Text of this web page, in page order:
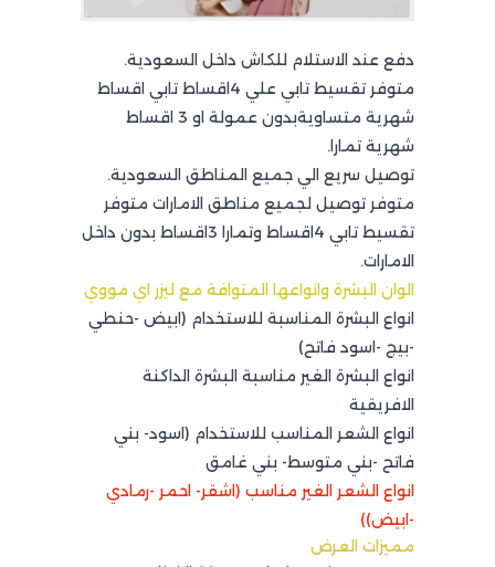
دفع عند الاستلام للكاش داخل السعودية.
متوفر تقسيط تابي علي 4اقساط تابي اقساط
شهرية متساويةبدون عمولة او 3 اقساط
شهرية تمارا.
توصيل سريع الي جميع المناطق السعودية.
متوفر توصيل لجميع مناطق الامارات متوفر
تقسيط تابي 4اقساط وتمارا 3اقساط بدون داخل
الامارات.
الوان البشرة وانواعها المتوافة مع ليزر اي مووي
انواع البشرة المناسبة للاستخدام (ابيض -حنطي
-بيج -اسود فاتح)
انواع البشرة الغير مناسبة البشرة الداكنة
الافريقية
انواع الشعر المناسب للاستخدام (اسود- بني
فاتح -بني متوسط- بني غامق
انواع الشعر الغير مناسب (اشقر- احمر -رمادي
-ابيض))
مميزات العرض